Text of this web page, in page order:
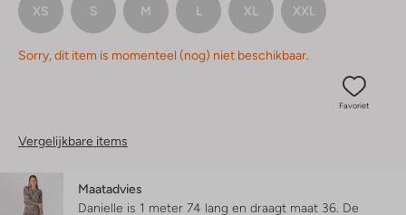
XS S M L XL XXL
Sorry, dit item is momenteel (nog) niet beschikbaar.
Favoriet
Vergelijkbare items
Maatadvies
Danielle is 1 meter 74 lang en draagt maat 36. De